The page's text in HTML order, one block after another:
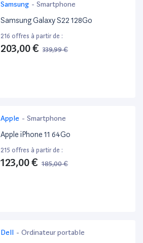
Samsung - Smartphone
Samsung Galaxy S22 128Go
216 offres à partir de :
203,00 € 339,99 €
Apple - Smartphone
Apple iPhone 11 64Go
215 offres à partir de :
123,00 € 185,00 €
Dell - Ordinateur portable